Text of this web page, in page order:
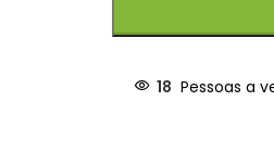
18 Pessoas a